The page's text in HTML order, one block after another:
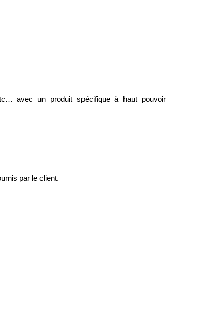
avec un produit spécifique à haut pouvoir
par le client.